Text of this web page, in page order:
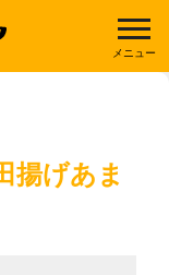
メニュー
揚げあま